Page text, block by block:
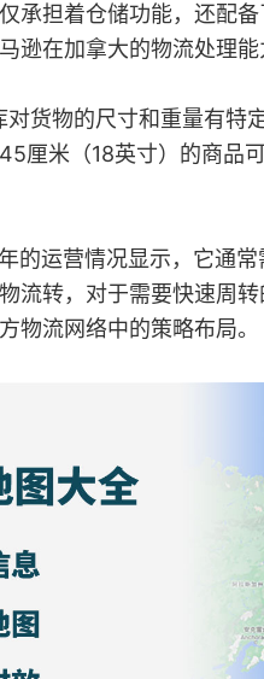
承担着仓储功能，还配
逊在加拿大的物流处理
对货物的尺寸和重量有
厘米（18英寸）的商品
的运营情况显示，它通
流转，对于需要快速周
物流网络中的策略布局。